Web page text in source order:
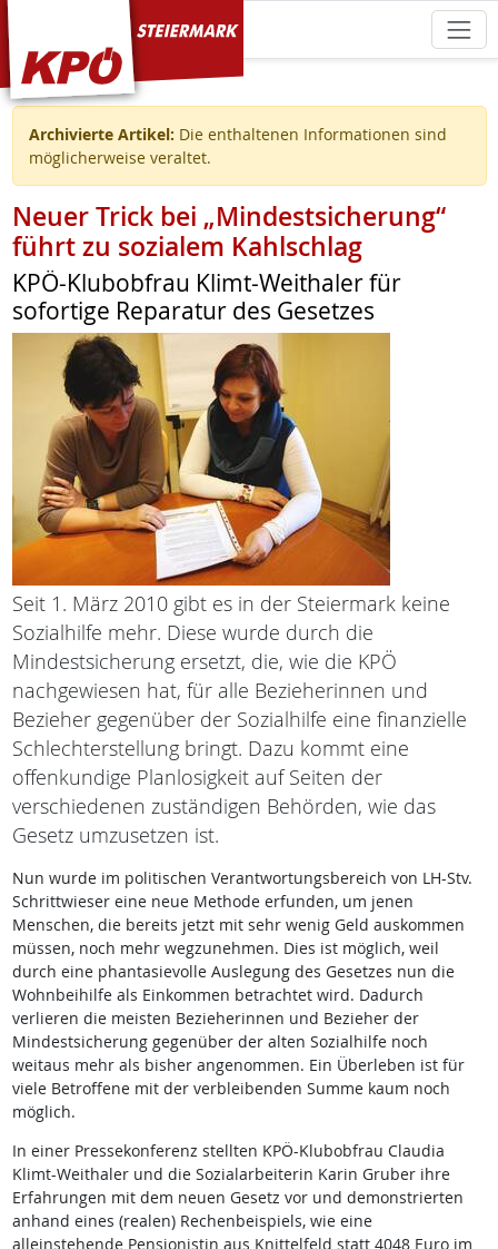
KPÖ Steiermark
Archivierte Artikel: Die enthaltenen Informationen sind
möglicherweise veraltet.
Neuer Trick bei „Mindestsicherung“
führt zu sozialem Kahlschlag
KPÖ-Klubobfrau Klimt-Weithaler für
sofortige Reparatur des Gesetzes
Seit 1. März 2010 gibt es in der Steiermark keine
Sozialhilfe mehr. Diese wurde durch die
Mindestsicherung ersetzt, die, wie die KPÖ
nachgewiesen hat, für alle Bezieherinnen und
Bezieher gegenüber der Sozialhilfe eine finanzielle
Schlechterstellung bringt. Dazu kommt eine
offenkundige Planlosigkeit auf Seiten der
verschiedenen zuständigen Behörden, wie das
Gesetz umzusetzen ist.
Nun wurde im politischen Verantwortungsbereich von LH-Stv.
Schrittwieser eine neue Methode erfunden, um jenen
Menschen, die bereits jetzt mit sehr wenig Geld auskommen
müssen, noch mehr wegzunehmen. Dies ist möglich, weil
durch eine phantasievolle Auslegung des Gesetzes nun die
Wohnbeihilfe als Einkommen betrachtet wird. Dadurch
verlieren die meisten Bezieherinnen und Bezieher der
Mindestsicherung gegenüber der alten Sozialhilfe noch
weitaus mehr als bisher angenommen. Ein Überleben ist für
viele Betroffene mit der verbleibenden Summe kaum noch
möglich.
In einer Pressekonferenz stellten KPÖ-Klubobfrau Claudia
Klimt-Weithaler und die Sozialarbeiterin Karin Gruber ihre
Erfahrungen mit dem neuen Gesetz vor und demonstrierten
anhand eines (realen) Rechenbeispiels, wie eine
alleinstehende Pensionistin aus Knittelfeld statt 4048 Euro im